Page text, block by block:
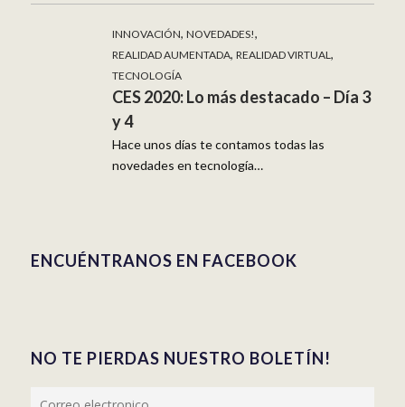
INNOVACIÓN, NOVEDADES!,
REALIDAD AUMENTADA, REALIDAD VIRTUAL,
TECNOLOGÍA
CES 2020: Lo más destacado – Día 3
y 4
Hace unos días te contamos todas las
novedades en tecnología…
ENCUÉNTRANOS EN FACEBOOK
NO TE PIERDAS NUESTRO BOLETÍN!